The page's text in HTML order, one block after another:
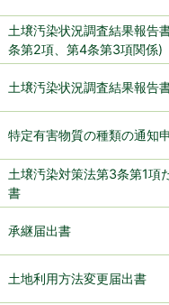
土壌汚染状況調査結果報告
条第2項、第4条第3項関係)
土壌汚染状況調査結果報告
特定有害物質の種類の通知
土壌汚染対策法第3条第1項
書
承継届出書
土地利用方法変更届出書